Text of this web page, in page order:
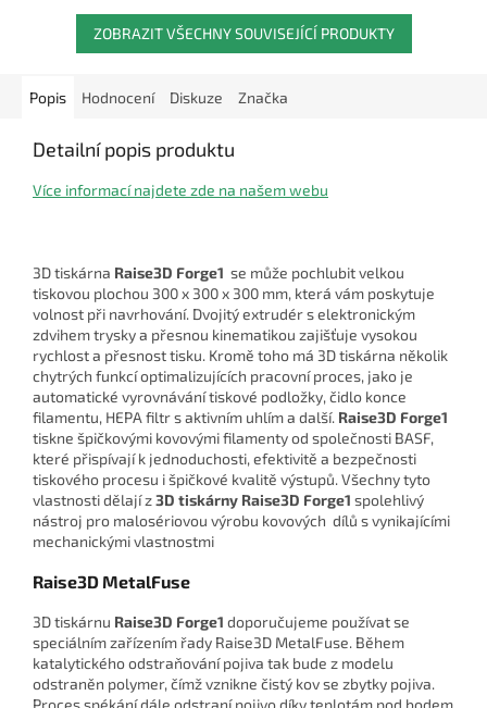
ZOBRAZIT VŠECHNY SOUVISEJÍCÍ PRODUKTY
Popis Hodnocení Diskuze Značka
Detailní popis produktu
Více informací najdete zde na našem webu
3D tiskárna Raise3D Forge1 se může pochlubit velkou
tiskovou plochou 300 x 300 x 300 mm, která vám poskytuje
volnost při navrhování. Dvojitý extrudér s elektronickým
zdvihem trysky a přesnou kinematikou zajišťuje vysokou
rychlost a přesnost tisku. Kromě toho má 3D tiskárna několik
chytrých funkcí optimalizujících pracovní proces, jako je
automatické vyrovnávání tiskové podložky, čidlo konce
filamentu, HEPA filtr s aktivním uhlím a další. Raise3D Forge1
tiskne špičkovými kovovými filamenty od společnosti BASF,
které přispívají k jednoduchosti, efektivitě a bezpečnosti
tiskového procesu i špičkové kvalitě výstupů. Všechny tyto
vlastnosti dělají z3D tiskárny Raise3D Forge1 spolehlivý
nástroj pro malosériovou výrobu kovových dílů s vynikajícími
mechanickými vlastnostmi
Raise3D MetalFuse
3D tiskárnu Raise3D Forge1 doporučujeme používat se
speciálním zařízením řady Raise3D MetalFuse. Během
katalytického odstraňování pojiva tak bude z modelu
odstraněn polymer, čímž vznikne čistý kov se zbytky pojiva.